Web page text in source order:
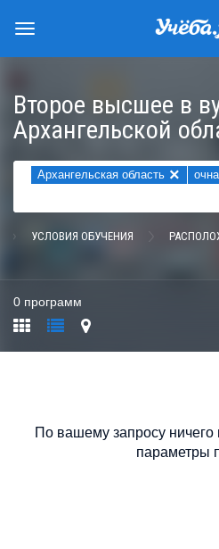
Второе высшее в
Архангельской
Архангельская область ×
УСЛОВИЯ ОБУЧЕНИЯ
0 программ
По вашему запросу
параметры